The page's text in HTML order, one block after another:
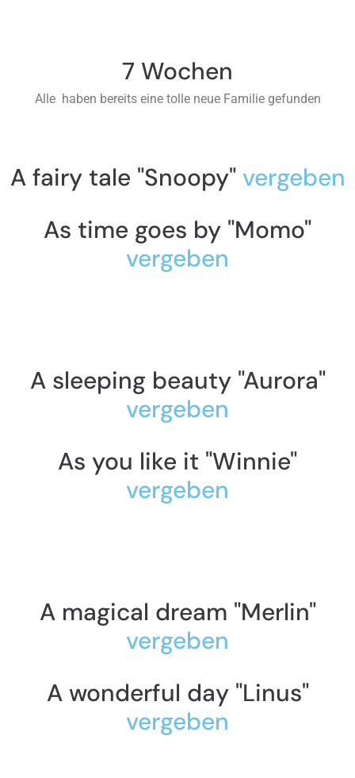
7 Wochen
Alle haben bereits eine tolle neue Familie gefunden
A fairy tale "Snoopy" vergeben
As time goes by "Momo"
vergeben
A sleeping beauty "Aurora"
vergeben
As you like it "Winnie"
vergeben
A magical dream "Merlin"
vergeben
A wonderful day "Linus"
vergeben